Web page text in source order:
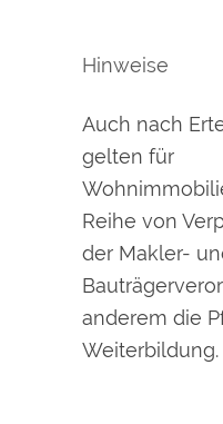
Hinweise
Auch nach
gelten für
Reihe von
der Makler-
anderem die
Weiterbildung.